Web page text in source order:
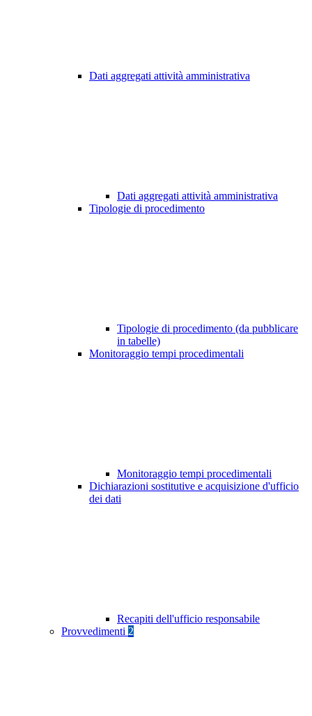
Dati aggregati attività amministrativa
Dati aggregati attività amministrativa
Tipologie di procedimento
Tipologie di procedimento (da pubblicare
in tabelle)
Monitoraggio tempi procedimentali
Monitoraggio tempi procedimentali
Dichiarazioni sostitutive e acquisizione d'ufficio
dei dati
Recapiti dell'ufficio responsabile
Provvedimenti 2